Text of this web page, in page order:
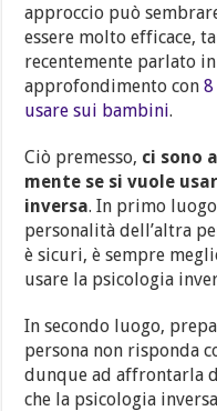
approccio può
essere molto efficace,
recentemente parlato
approfondimento con
usare sui bambini.
Ciò premesso, ci sono
mente se si vuole
inversa. In primo
personalità dell’altra
è sicuri, è sempre
usare la psicologia
In secondo luogo,
persona non risponda
dunque ad affrontarla
che la psicologia